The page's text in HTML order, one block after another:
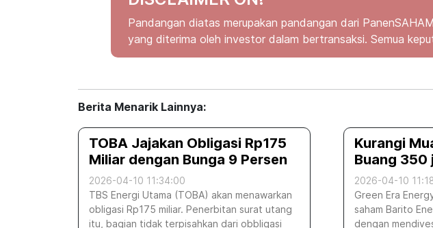
Pandangan diatas merupakan pandangan dari
yang diterima oleh investor dalam bertransaksi. Semua
Berita Menarik Lainnya:
TOBA Jajakan Obligasi Rp175
Miliar dengan Bunga 9 Persen
2026-04-10 11:34:00
TBS Energi Utama (TOBA) akan menawarkan
obligasi Rp175 miliar. Penerbitan surat utang
itu, bagian tidak terpisahkan dari obbligasi
Kurangi
Buang 350
2026-04-10
Green Era
saham Barito
dengan